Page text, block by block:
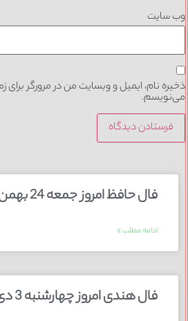
وب‌ سایت
ذخیره نام، ایمیل و وبسایت من در مرورگر برای
می‌نویسم.
فال حافظ امروز جمعه 24 بهمن 1404
ادامه مطلب »
فال هندی امروز چهارشنبه 3 دی 1404